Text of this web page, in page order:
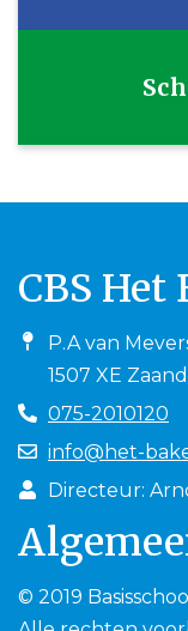
CBS Het
P.A van
1507 XE
075-2010120
info@het-
Directeur:
© 2019